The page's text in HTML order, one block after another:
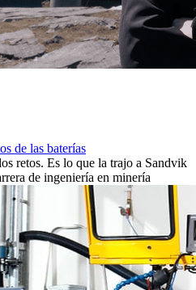
de las baterías
retos. Es lo que la trajo a Sandvik
de ingeniería en minería